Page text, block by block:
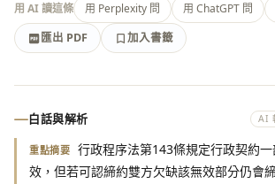
用 AI 讀這條 用 Perplexity 問 用 ChatGPT 問
匯出 PDF
加入書籤
匯出 PDF
加入書籤
白話與解析 AI
重點摘要 行政程序法第143條規定行政契約
效，但若可認締約雙方欠缺該無效部分仍會